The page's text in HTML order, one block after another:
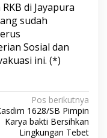
di Jayapura
sudah
Sosial dan
ini. (*)
Pos berikutnya
1628/SB Pimpin
Karya bakti Bersihkan
Lingkungan Tebet